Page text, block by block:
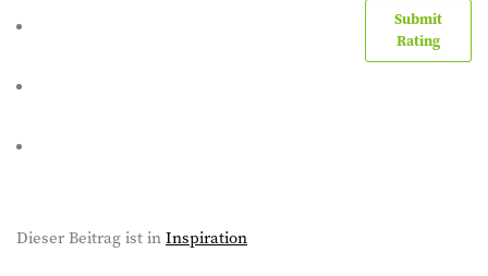
Submit
Rating
Dieser Beitrag ist inInspiration